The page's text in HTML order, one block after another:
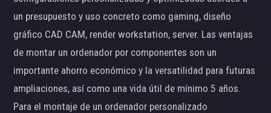
un presupuesto y uso concreto como gaming, diseño
gráfico CAD CAM, render workstation, server. Las ventajas
de montar un ordenador por componentes son un
importante ahorro económico y la versatilidad para futuras
ampliaciones, así como una vida útil de mínimo 5 años.
Para el montaje de un ordenador personalizado